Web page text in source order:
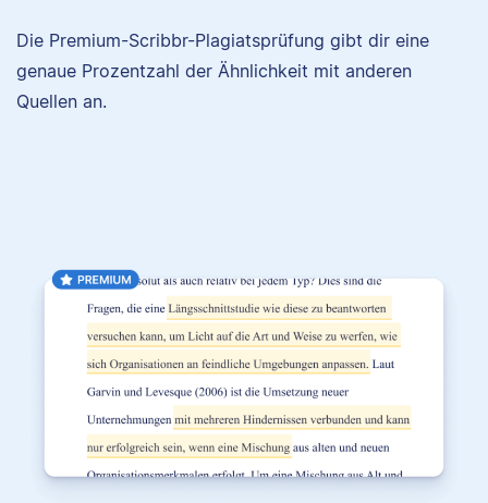
Die Premium-Scribbr-Plagiatsprüfung gibt dir eine
genaue Prozentzahl der Ähnlichkeit mit anderen
Quellen an.